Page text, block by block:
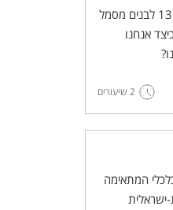
אנחנו יודעים שגיל 12 לבנות וגיל 13 לבנים מסמל
אנחנו
2 שיעורים
המתאימה
ישראלית